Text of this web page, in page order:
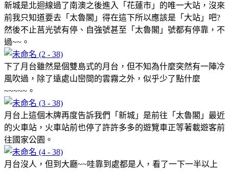
新城是北迴線過了南澳之後進入「花蓮市」的唯一大站，沒來
前我只知道要去「太魯閣」得在這下所以應該是「大站」吧?
然後不止莒光號有停、自強號甚至「太魯閣」號都有停靠，不
過~~。
下了月台雖然是個雙島式的月台，但不知為什麼突然有一陣冷
風吹過，除了遠處山巒間的雲霧之外，似乎少了點什麼
~~~~~。
月台上這個木牌再度告訴我們「新城」是前往「太魯閣」最近
的火車站，火車站前也停了許許多多的遊覽車正等著載遊客前
往國家公園。
月台沒人，但到大廳~~哇靠到處都是人，看了一下一半以上